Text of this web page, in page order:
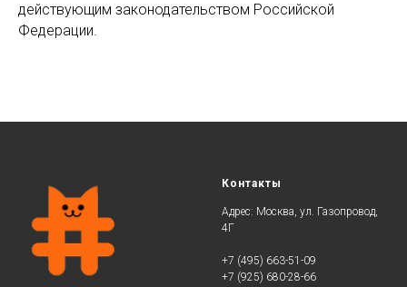
действующим законодательством Российской
Федерации.
Контакты
Адрес: Москва, ул. Газопровод,
4Г
+7 (495) 663-51-09
+7 (925) 680-28-66